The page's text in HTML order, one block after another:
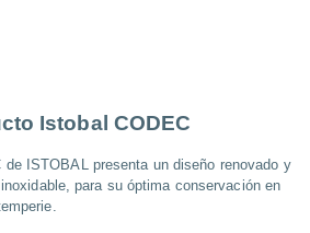
Istobal CODEC
de ISTOBAL presenta un diseño renovado y
para su óptima conservación en